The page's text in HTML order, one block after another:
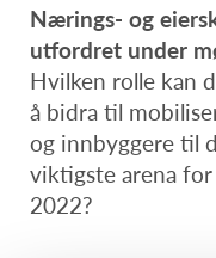
Nærings- og
utfordret under
Hvilken rolle kan
å bidra til
og innbyggere til
viktigste arena
2022?